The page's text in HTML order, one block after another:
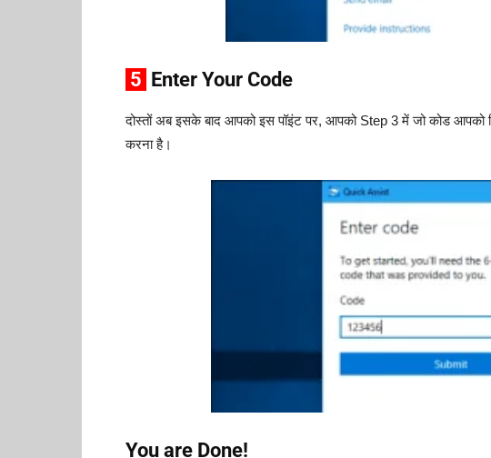
5 Enter Your Code
दोस्तों अब इसके बाद आपको इस पॉइंट पर, आपको Step 3 में जो कोड
करना है।
You are Done!